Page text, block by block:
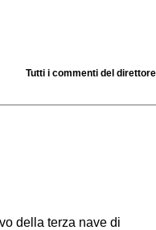
Tutti i commenti del direttore
della terza nave di